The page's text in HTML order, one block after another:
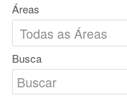
Áreas
Busca